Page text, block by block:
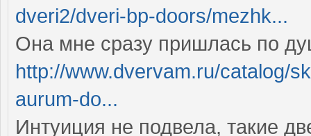
dveri2/dveri-bp-doors/mezhk...
Она мне сразу пришлась по
http://www.dvervam.ru/catalog/
aurum-do...
Интуиция не подвела, такие